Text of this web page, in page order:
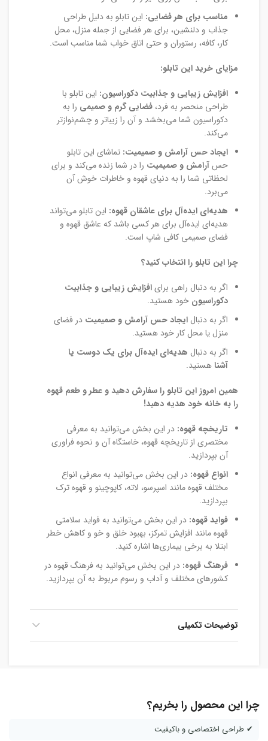
مناسب برای هر فضایی: این تابلو به دلیل طراحی
جذاب و دلنشین، برای هر فضایی از جمله منزل، محل
کار، کافه، رستوران و حتی اتاق خواب شما مناسب است.
مزایای خرید این تابلو:
افزایش زیبایی و جذابیت دکوراسیون: این تابلو با
طراحی منحصر به فرد، فضایی گرم و صمیمی را به
دکوراسیون شما می‌بخشد و آن را زیباتر و چشم‌نوازتر
می‌کند.
ایجاد حس آرامش و صمیمیت: تماشای این تابلو
حسآرامش و صمیمیت را در شما زنده می‌کند و برای
لحظاتی شما را به دنیای قهوه و خاطرات خوش آن
می‌برد.
هدیه‌ای ایده‌آل برای عاشقان قهوه: این تابلو می‌تواند
هدیه‌ای ایده‌آل برای هر کسی باشد که عاشق قهوه و
فضای صمیمی کافی شاپ است.
چرا این تابلو را انتخاب کنید؟
اگر به دنبال راهی برایافزایش زیبایی و جذابیت
دکوراسیون خود هستید.
اگر به دنبال ایجاد حس آرامش و صمیمیت در فضای
منزل یا محل کار خود هستید.
اگر به دنبال هدیه‌ای ایده‌آل برای یک دوست یا
آشنا هستید.
همین امروز این تابلو را سفارش دهید و عطر و طعم قهوه
را به خانه خود هدیه دهید!
تاریخچه قهوه: در این بخش می‌توانید به معرفی
مختصری از تاریخچه قهوه، خاستگاه آن و نحوه فراوری
آن بپردازید.
انواع قهوه: در این بخش می‌توانید به معرفی انواع
مختلف قهوه مانند اسپرسو، لاته، کاپوچینو و قهوه ترک
بپردازید.
فواید قهوه: در این بخش می‌توانید به فواید سلامتی
قهوه مانند افزایش تمرکز، بهبود خلق و خو و کاهش خطر
ابتلا به برخی بیماری‌ها اشاره کنید.
فرهنگ قهوه: در این بخش می‌توانید به فرهنگ قهوه در
کشورهای مختلف و آداب و رسوم مربوط به آن بپردازید.
توضیحات تکمیلی
چرا این محصول را بخریم؟
✔ طراحی اختصاصی و باکیفیت